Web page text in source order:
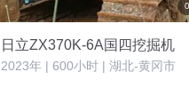
日立ZX370K-6A国四挖掘机
2023年 | 600小时 | 湖北-黄冈市